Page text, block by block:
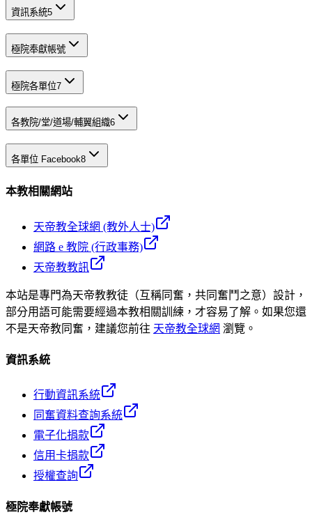
資訊系統5
極院奉獻帳號
極院各單位7
各教院/堂/道場/輔翼組織6
各單位 Facebook8
本教相關網站
天帝教全球網 (教外人士)
網路 e 教院 (行政事務)
天帝教教訊
本站是專門為天帝教教徒（互稱同奮，共同奮鬥之意）設計，
部分用語可能需要經過本教相關訓練，才容易了解。如果您還
不是天帝教同奮，建議您前往 天帝教全球網 瀏覽。
資訊系統
行動資訊系統
同奮資料查詢系統
電子化捐款
信用卡捐款
授權查詢
極院奉獻帳號